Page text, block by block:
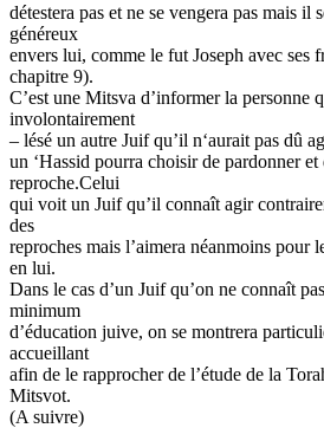
détestera pas et ne se vengera pas mais il
généreux
envers lui, comme le fut Joseph avec ses
chapitre 9).
C’est une Mitsva d’informer la personne
involontairement
– lésé un autre Juif qu’il n‘aurait pas dû
un ‘Hassid pourra choisir de pardonner et
reproche.Celui
qui voit un Juif qu’il connaît agir
des
reproches mais l’aimera néanmoins pour
en lui.
Dans le cas d’un Juif qu’on ne connaît
minimum
d’éducation juive, on se montrera
accueillant
afin de le rapprocher de l’étude de la
Mitsvot.
(A suivre)